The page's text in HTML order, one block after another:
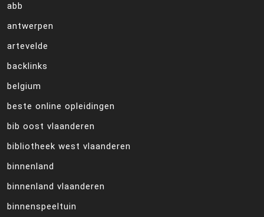
abb
antwerpen
artevelde
backlinks
belgium
beste online opleidingen
bib oost vlaanderen
bibliotheek west vlaanderen
binnenland
binnenland vlaanderen
binnenspeeltuin